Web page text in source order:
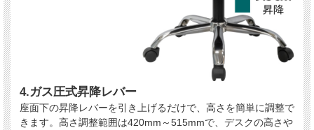
4.ガス圧式昇降レバー
座面下の昇降レバーを引き上げるだけで、高さを簡単に調整で
きます。高さ調整範囲は420mm～515mmで、デスクの高さや